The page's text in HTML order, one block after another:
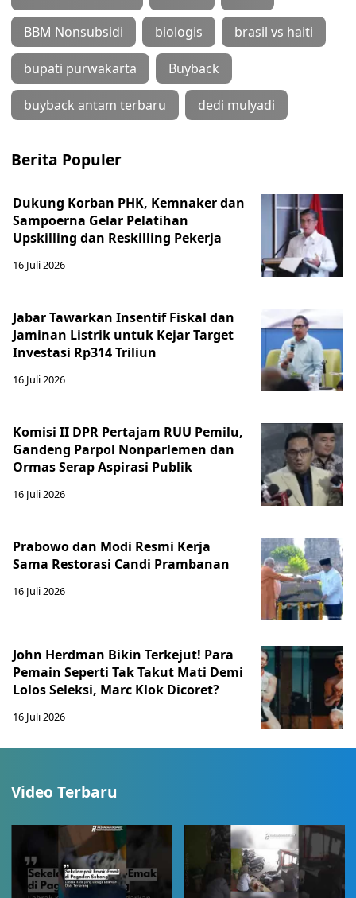
BBM Nonsubsidi biologis brasil vs haiti
bupati purwakarta Buyback
buyback antam terbaru dedi mulyadi
Berita Populer
Dukung Korban PHK, Kemnaker dan
Sampoerna Gelar Pelatihan
Upskilling dan Reskilling Pekerja
16 Juli 2026
Jabar Tawarkan Insentif Fiskal dan
Jaminan Listrik untuk Kejar Target
Investasi Rp314 Triliun
16 Juli 2026
Komisi II DPR Pertajam RUU Pemilu,
Gandeng Parpol Nonparlemen dan
Ormas Serap Aspirasi Publik
16 Juli 2026
Prabowo dan Modi Resmi Kerja
Sama Restorasi Candi Prambanan
16 Juli 2026
John Herdman Bikin Terkejut! Para
Pemain Seperti Tak Takut Mati Demi
Lolos Seleksi, Marc Klok Dicoret?
16 Juli 2026
Video Terbaru